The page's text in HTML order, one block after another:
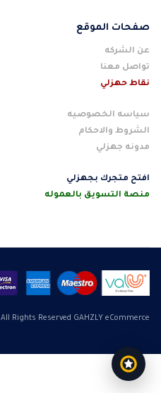
صفحات الموقع
عن الشركه
تواصل معنا
نقاط حهزلي
سياسه الخصوصيه
الشروط والاحكام
مدونه جهزلي
افتح متجرك بجهزلي
منصة التسويق بالعموله
All Rights Reserved GAHZLY eCommerce.